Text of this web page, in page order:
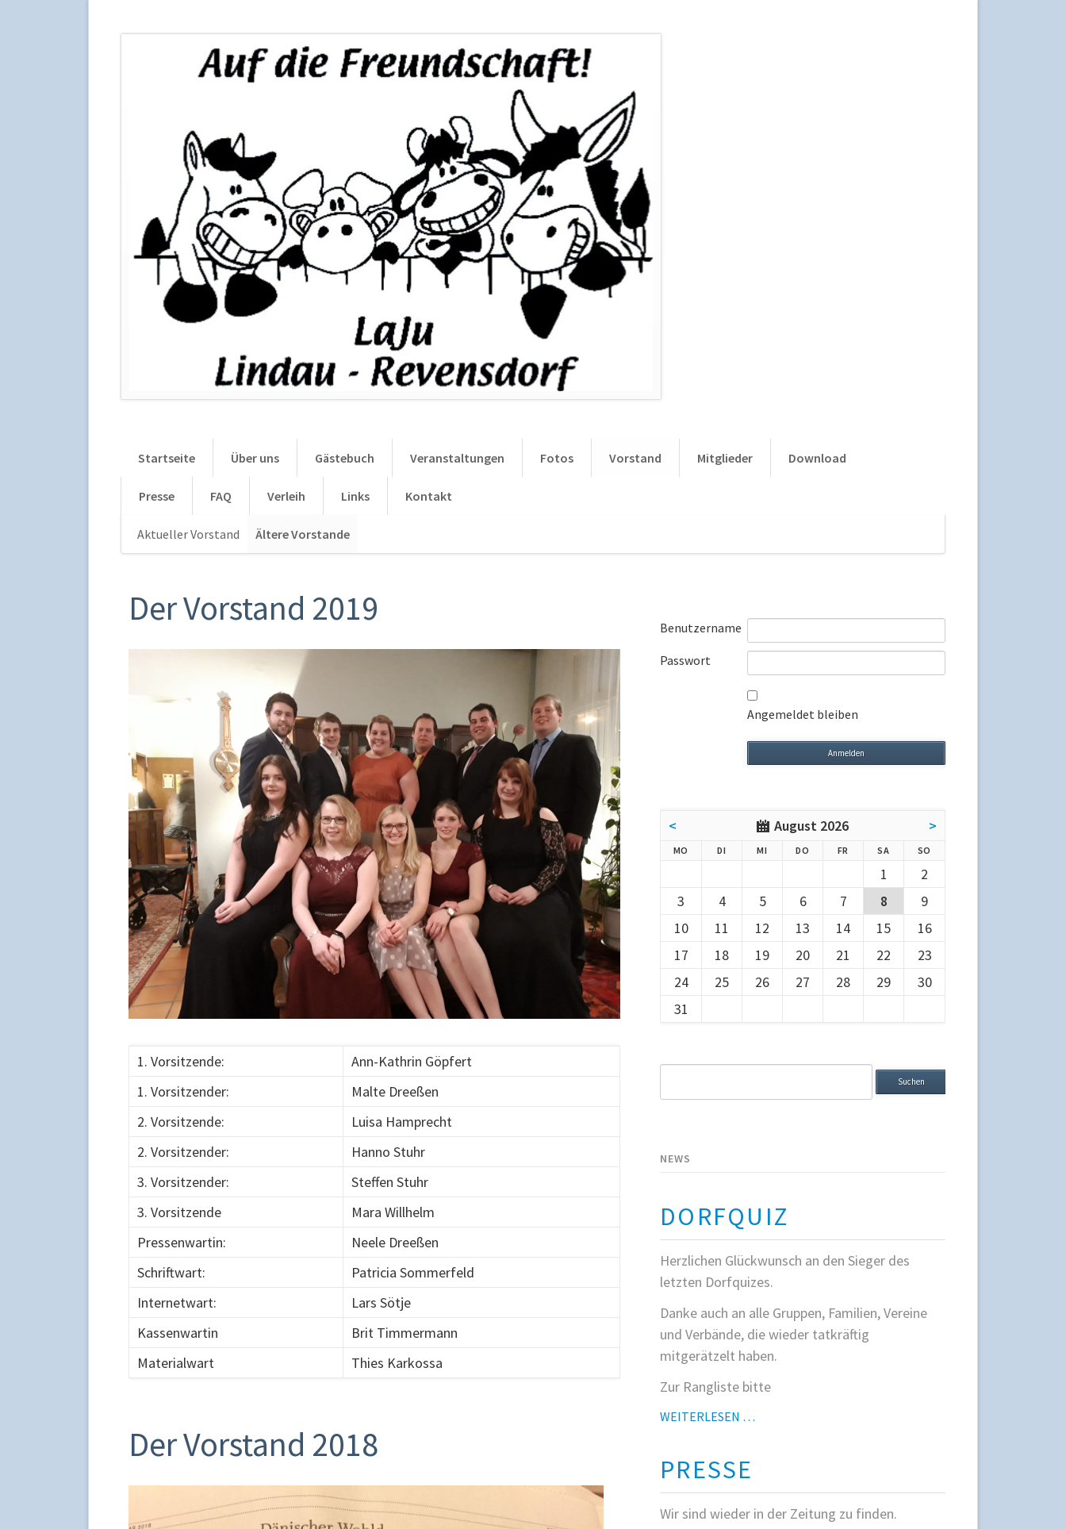
Startseite Über uns Gästebuch Veranstaltungen Fotos Vorstand Mitglieder Download
Presse FAQ Verleih Links Kontakt
überspringen
Aktueller Vorstand Ältere Vorstande
Der Vorstand 2019
1. Vorsitzende:
Ann-Kathrin Göpfert
1. Vorsitzender:
Malte Dreeßen
2. Vorsitzende:
Luisa Hamprecht
2. Vorsitzender:
Hanno Stuhr
3. Vorsitzender:
Steffen Stuhr
3. Vorsitzende
Mara Willhelm
Pressenwartin:
Neele Dreeßen
Schriftwart:
Patricia Sommerfeld
Internetwart:
Lars Sötje
Kassenwartin
Brit Timmermann
Materialwart
Thies Karkossa
Der Vorstand 2018
Benutzername
Passwort
Angemeldet bleiben
< August 2026 >
MO DIENSTAG
MITTWOCH
DO NNERSTAG
FR SA MSTAGSO
1
2
3
4 5 6 7 8
9
10
11 12 13 14 15
16
17
18 19 20 21 22
23
24
25 26 27 28 29
30
31
NEWS
DORFQUIZ
Herzlichen Glückwunsch an den Sieger des
letzten Dorfquizes.
Danke auch an alle Gruppen, Familien, Vereine
und Verbände, die wieder tatkräftig
mitgerätzelt haben.
Zur Rangliste bitte
WEITERLESEN …
PRESSE
Wir sind wieder in der Zeitung zu finden.